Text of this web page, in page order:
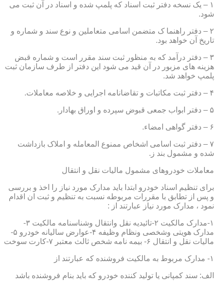
۱ – یک نسخه دفتر ثبت اسناد که پلمپ شده و اسناد در آن ثبت می
شود.
۲ – دفتر راهنما ک متضمن اسامی متعاملین و نوع سند و شماره و
تاریخ آن خواهد بود.
۳ – دفتر درآمد که به منظور ثبت سند مقرر است و شماره قبض
هزینه های مزبور در آن قید می شود این دفتر از طرف سازمان ثبت
پلمپ خواهد شد.
۴ – دفتر ثبت مکاتبات و تقاضانامه اجرایی و خلاصه معاملات.
۵ – دفتر ابواب جمعی قبوض سپرده و اوراق بهادار.
۶ – دفتر گواهی امضاء.
۷ – دفتر ثبت اسامی اشخاص ممنوع المعامله و املاک بازداشت
شده و مشمول بند ز.
معاملات خودروهای مشمول مالیات نقل و انتقال
برای تنظیم اسناد خودرو ابتدا باید مدارک مورد نیاز را اخذ و بررسی
و پس از تطابق با مقررات مربوطه نسبت به تنظیم و ثبت ان اقدام
نمود ، مدارک مورد نیاز عبارتند از :
۱-مدارک مالکیت ۲-تائیدیه نقل وانتقال وشناسنامه مالکیت ۳-
مدارک هویتی وشخصی ونظام وظیفه ۴-عوارض سالیانه خودرو ۵-
مالیات نقل و انتقال ۶- بیمه نامه شخص ثالث معتبر ۷-کارت سوخت
۱- مدارک مربوط به مالکیت فروشنده که عبارتند از
الف: سند کمپانی یا تولید کننده خودرو که باید بنام فروشنده باشد